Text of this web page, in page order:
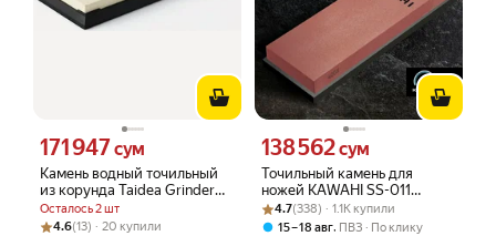
Камень водный точильный
из корунда Taidea Grinder
TG7100 1000 доводочный
Осталось 2 шт
Цена 171947 сум вместо
171 947сум
Рейтинг товара: 4.6 из 5
Оценок: (13) · 20 купили
4.6(13) · 20 купили
Точильный камень для
ножей KAWAHI SS-011
водный, точилка для ножей
400 грит, нескользящее
Цена 138562 сум вместо
138 562сум
Рейтинг товара: 4.7 из 5
Оценок: (338) · 1.1K купили
4.7(338) · 1.1K купили
15 – 18 авг, ПВЗ По клику